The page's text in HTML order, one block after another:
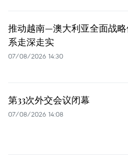
推动越南—澳大利亚全面战
系走深走实
07/08/2026 14:30
第33次外交会议闭幕
07/08/2026 14:08